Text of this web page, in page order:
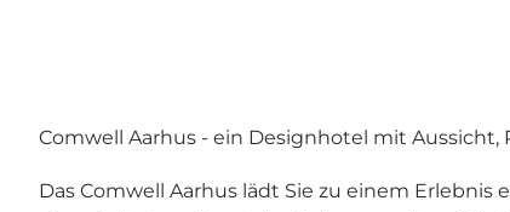
Comwell Aarhus - ein Designhotel mit
Das Comwell Aarhus lädt Sie zu einem